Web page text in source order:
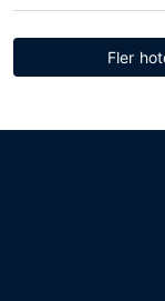
Fler